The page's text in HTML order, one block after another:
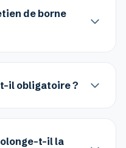
de borne
il obligatoire ?
t-il la